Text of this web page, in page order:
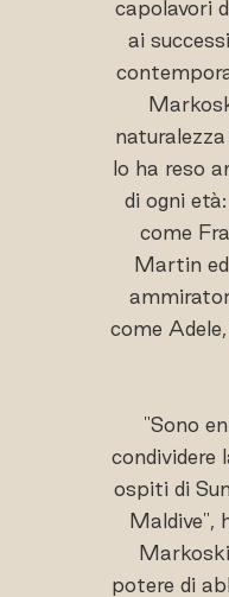
capolavori
ai
lo ha reso
di ogni
come
Martin ed
come
"Sono
condividere
ospiti di
Maldive",
potere di